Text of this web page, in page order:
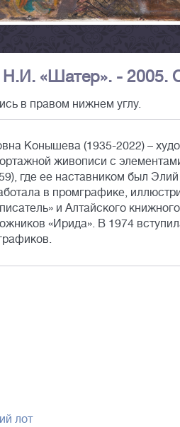
«Шатер». - 2005.
в правом нижнем углу.
Конышева (1935-2022) –
живописи с
где ее наставником был
в промграфике,
и Алтайского
«Ирида». В 1974
лот